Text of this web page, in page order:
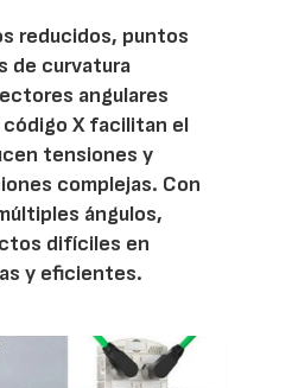
reducidos, puntos
de curvatura
angulares
X facilitan el
tensiones y
complejas. Con
ángulos,
difíciles en
y eficientes.